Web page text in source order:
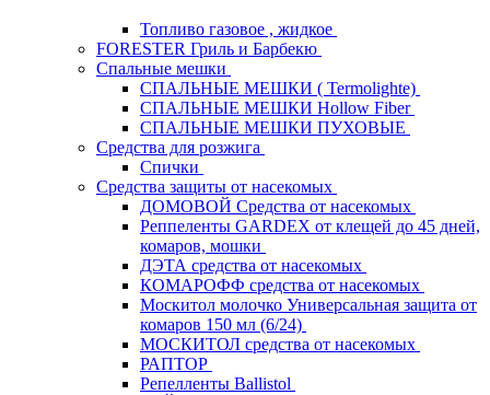
Топливо газовое , жидкое
FORESTER Гриль и Барбекю
Спальные мешки
СПАЛЬНЫЕ МЕШКИ ( Termolighte)
СПАЛЬНЫЕ МЕШКИ Hollow Fiber
СПАЛЬНЫЕ МЕШКИ ПУХОВЫЕ
Средства для розжига
Спички
Средства защиты от насекомых
ДОМОВОЙ Средства от насекомых
Реппеленты GARDEX от клещей до 45 дней,
комаров, мошки
ДЭТА средства от насекомых
КОМАРОФФ средства от насекомых
Москитол молочко Универсальная защита от
комаров 150 мл (6/24)
МОСКИТОЛ средства от насекомых
РАПТОР
Репелленты Ballistol